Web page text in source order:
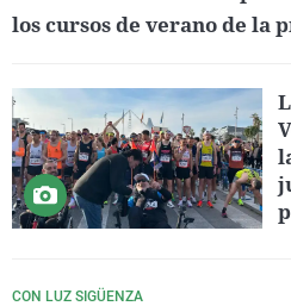
los cursos de verano de la
CON LUZ SIGÜENZA